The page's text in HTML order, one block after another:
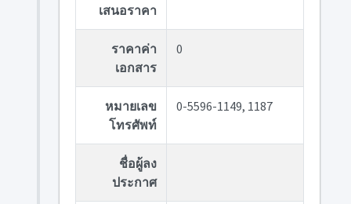
เสนอราคา
ราคาค่า
เอกสาร
0
หมายเลข
โทรศัพท์
0-5596-1149, 1187
ชื่อผู้ลง
ประกาศ